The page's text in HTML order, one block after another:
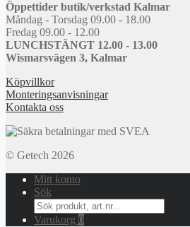
Öppettider butik/verkstad Kalmar
Måndag - Torsdag 09.00 - 18.00
Fredag 09.00 - 12.00
LUNCHSTÄNGT 12.00 - 13.00
Wismarsvägen 3, Kalmar
Köpvillkor
Monteringsanvisningar
Kontakta oss
© Getech 2026
Mitt konto
Sök
Search
for:
Varukorg 0